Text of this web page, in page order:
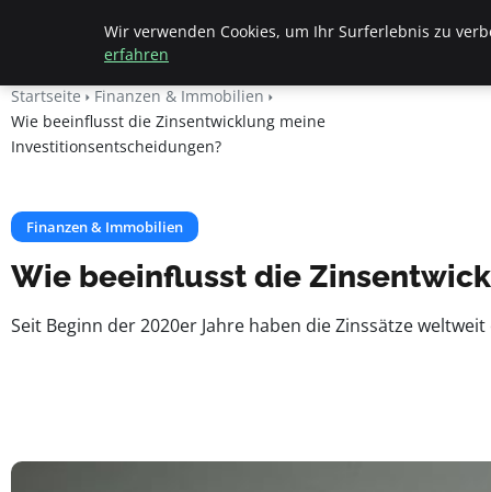
Geheimesleben
Startseite
Finanzen & Immobilien
Wie beeinflusst die Zinsentwicklung meine
Investitionsentscheidungen?
Finanzen & Immobilien
Wie beeinflusst die
Seit Beginn der 2020er Jahre haben die Zinssätze
Wir verwenden Cookies, um Ihr Surferlebnis zu
erfahren